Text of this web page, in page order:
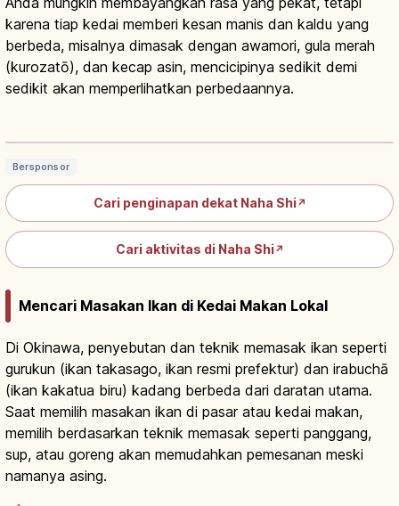
karena tiap kedai memberi kesan manis dan kaldu yang
berbeda, misalnya dimasak dengan awamori, gula merah
(kurozatō), dan kecap asin, mencicipinya sedikit demi
sedikit akan memperlihatkan perbedaannya.
Rafute Okinawa: Rebusan Perut Babi
Bersponsor
Cari penginapan dekat Naha Shi↗
Cari aktivitas di Naha Shi↗
Mencari Masakan Ikan di Kedai Makan Lokal
Di Okinawa, penyebutan dan teknik memasak ikan seperti
gurukun (ikan takasago, ikan resmi prefektur) dan irabuchā
(ikan kakatua biru) kadang berbeda dari daratan utama.
Saat memilih masakan ikan di pasar atau kedai makan,
memilih berdasarkan teknik memasak seperti panggang,
sup, atau goreng akan memudahkan pemesanan meski
namanya asing.